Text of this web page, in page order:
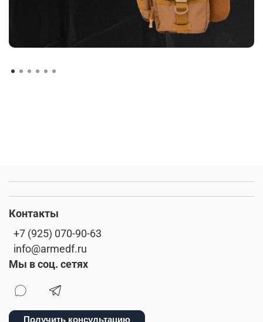
Контакты
+7 (925) 070-90-63
info@armedf.ru
Мы в соц. сетях
Получить консультацию